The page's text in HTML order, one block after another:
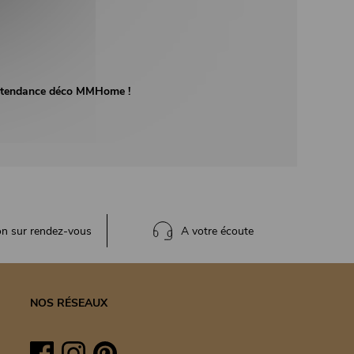
déco MMHome !
sur rendez-vous A votre écoute
NOS RÉSEAUX